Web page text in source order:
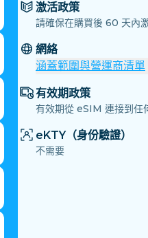
激活政策
請確保在購買後 60 天內
網絡
涵蓋範圍與營運商清單
有效期政策
有效期從 eSIM 連接到任
eKTY（身份驗證）
不需要